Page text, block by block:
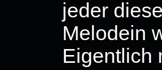
jeder
Melodein
Eigentlich